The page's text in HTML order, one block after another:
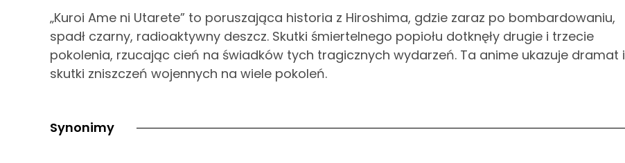
„Kuroi Ame ni Utarete” to poruszająca historia z Hiroshima, gdzie zaraz po bombardowaniu,
spadł czarny, radioaktywny deszcz. Skutki śmiertelnego popiołu dotknęły drugie i trzecie
pokolenia, rzucając cień na świadków tych tragicznych wydarzeń. Ta anime ukazuje dramat i
skutki zniszczeń wojennych na wiele pokoleń.
Synonimy